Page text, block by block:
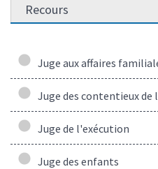
Recours
Juge aux affaires
Juge des contentieux
Juge de l'exécution
Juge des enfants